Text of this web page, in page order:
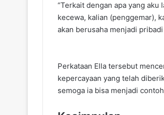
“Terkait dengan apa yang
kecewa, kalian (penggemar),
akan berusaha menjadi
Perkataan Ella tersebut
kepercayaan yang telah
semoga ia bisa menjadi